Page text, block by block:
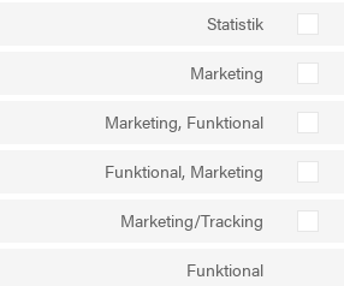
google-
service
google-
Statistik
Consent
service
vimeo
Marketing
Consent
service
youtube
Marketing, Funktional
Consent
service
facebook
Funktional, Marketing
Consent
service
Marketing/Tracking
Consent
Funktional